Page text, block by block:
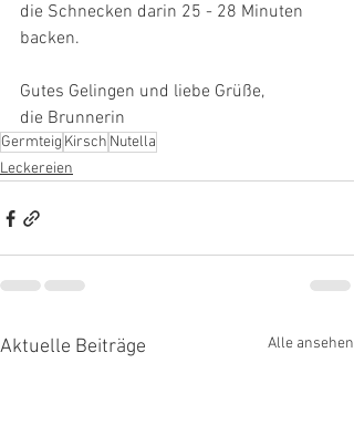
die Schnecken darin 25 - 28 Minuten
backen.
Gutes Gelingen und liebe Grüße,
die Brunnerin
Germteig Kirsch Nutella
Leckereien
Aktuelle Beiträge Alle ansehen